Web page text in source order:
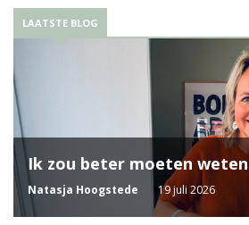
LAATSTE BLOG
Ik zou beter moeten weten
Natasja Hoogstede 19 juli 2026